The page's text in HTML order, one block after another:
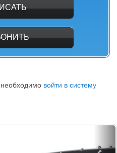
войти в систему